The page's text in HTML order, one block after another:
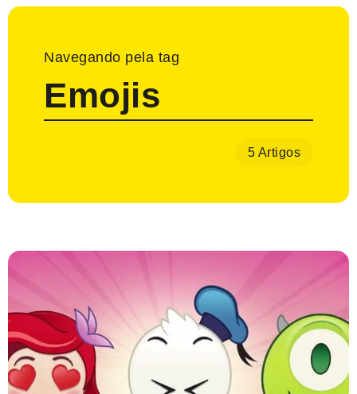
Navegando pela tag
Emojis
5 Artigos